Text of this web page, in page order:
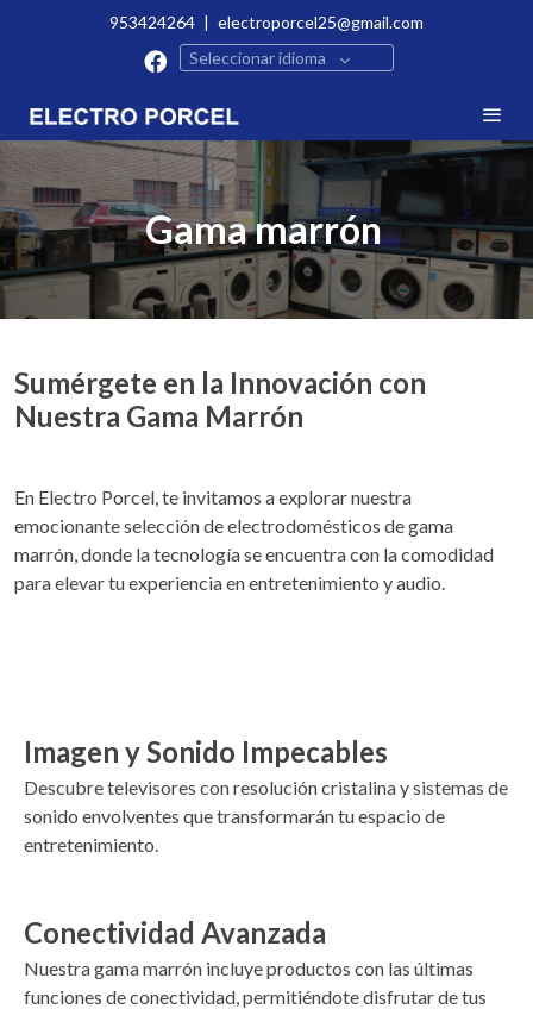
953424264 | electroporcel25@gmail.com
Seleccionar idioma
Gama marrón
Sumérgete en la Innovación con
Nuestra Gama Marrón
En Electro Porcel, te invitamos a explorar nuestra
emocionante selección de electrodomésticos de gama
marrón, donde la tecnología se encuentra con la comodidad
para elevar tu experiencia en entretenimiento y audio.
Imagen y Sonido Impecables
Descubre televisores con resolución cristalina y sistemas de
sonido envolventes que transformarán tu espacio de
entretenimiento.
Conectividad Avanzada
Nuestra gama marrón incluye productos con las últimas
funciones de conectividad, permitiéndote disfrutar de tus